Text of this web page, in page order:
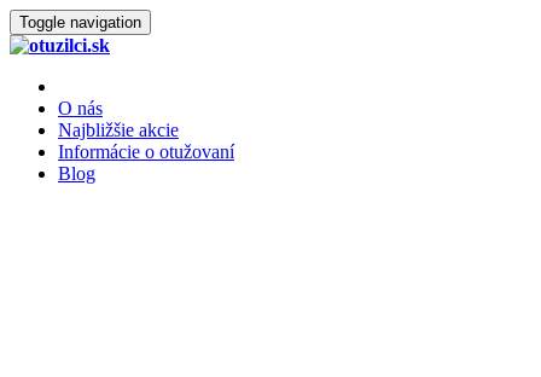
Toggle navigation
O nás
Najbližšie akcie
Informácie o otužovaní
Blog